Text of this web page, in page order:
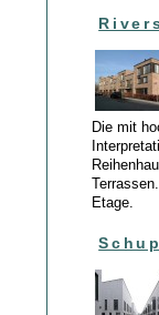
Die mit
Etage.